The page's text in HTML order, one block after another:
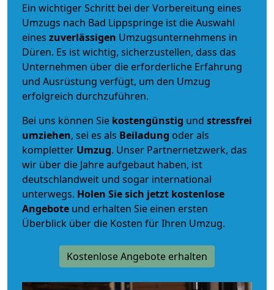
Ein wichtiger Schritt bei der Vorbereitung eines
Umzugs nach Bad Lippspringe ist die Auswahl
eines zuverlässigen Umzugsunternehmens in
Düren. Es ist wichtig, sicherzustellen, dass das
Unternehmen über die erforderliche Erfahrung
und Ausrüstung verfügt, um den Umzug
erfolgreich durchzuführen.
Bei uns können Sie kostengünstig und stressfrei
umziehen, sei es als Beiladung oder als
kompletter Umzug. Unser Partnernetzwerk, das
wir über die Jahre aufgebaut haben, ist
deutschlandweit und sogar international
unterwegs. Holen Sie sich jetzt kostenlose
Angebote und erhalten Sie einen ersten
Überblick über die Kosten für Ihren Umzug.
Kostenlose Angebote erhalten